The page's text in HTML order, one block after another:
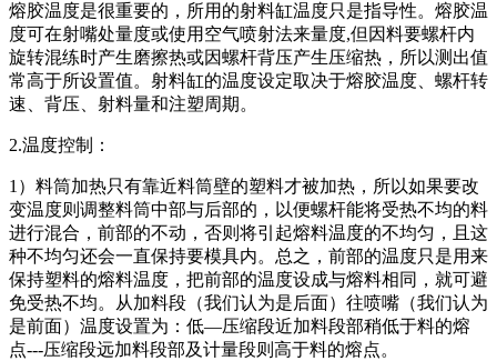
熔胶温度是很重要的，所用的射料缸温度只是指导性。熔胶温
度可在射嘴处量度或使用空气喷射法来量度,但因料要螺杆内
旋转混练时产生磨擦热或因螺杆背压产生压缩热，所以测出值
常高于所设置值。射料缸的温度设定取决于熔胶温度、螺杆转
速、背压、射料量和注塑周期。
2.温度控制：
1）料筒加热只有靠近料筒壁的塑料才被加热，所以如果要改
变温度则调整料筒中部与后部的，以便螺杆能将受热不均的料
进行混合，前部的不动，否则将引起熔料温度的不均匀，且这
种不均匀还会一直保持要模具内。总之，前部的温度只是用来
保持塑料的熔料温度，把前部的温度设成与熔料相同，就可避
免受热不均。从加料段（我们认为是后面）往喷嘴（我们认为
是前面）温度设置为：低—压缩段近加料段部稍低于料的熔
点---压缩段远加料段部及计量段则高于料的熔点。